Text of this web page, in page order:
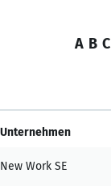
A B C
Unternehmen
New Work SE